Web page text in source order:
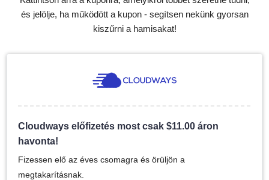
és jelölje, ha működött a kupon - segítsen nekünk gyorsan
kiszűrni a hamisakat!
Cloudways előfizetés most csak$11.00 áron
havonta!
Fizessen elő az éves csomagra és örüljön a
megtakarításnak.